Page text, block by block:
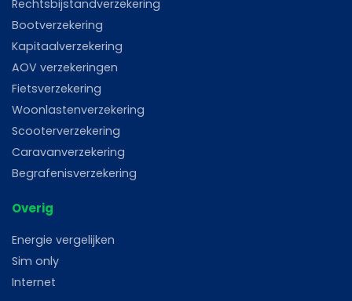
Rechtsbijstandverzekering
Bootverzekering
Kapitaalverzekering
AOV verzekeringen
Fietsverzekering
Woonlastenverzekering
Scooterverzekering
Caravanverzekering
Begrafenisverzekering
Overig
Energie vergelijken
Sim only
Internet